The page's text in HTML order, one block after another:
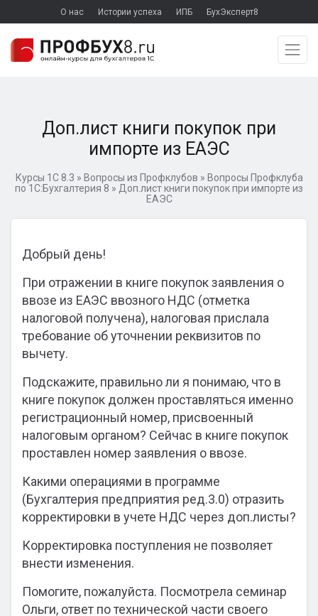
О нас Истории успеха ИПБ БухЭксперт8
Доп.лист книги покупок при
импорте из ЕАЭС
Курсы 1С 8.3 » Вопросы из Профклубов » Вопросы Профклуба
по 1С:Бухгалтерия 8 » Доп.лист книги покупок при импорте из
ЕАЭС
Добрый день!
При отражении в книге покупок заявления о
ввозе из ЕАЭС ввозного НДС (отметка
налоговой получена), налоговая прислала
требование об уточнении реквизитов по
вычету.
Подскажите, правильно ли я понимаю, что в
книге покупок должен проставляться именно
регистрационный номер, присвоенный
налоговым органом? Сейчас в книге покупок
проставлен номер заявления о ввозе.
Какими операциями в программе
(Бухгалтерия предприятия ред.3.0) отразить
корректировки в учете НДС через доп.листы?
Корректировка поступления не позволяет
внести изменения.
Помогите, пожалуйста. Посмотрела семинар
Ольги, ответ по технической части своего